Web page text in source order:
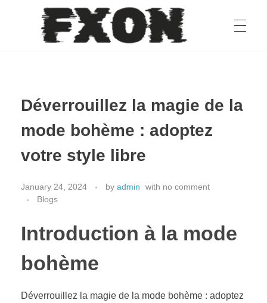
fxon
Déverrouillez la magie de la
mode bohème : adoptez
votre style libre
January 24, 2024 by admin with no comment
Blogs
Introduction à la mode
bohème
Déverrouillez la magie de la mode bohème : adoptez